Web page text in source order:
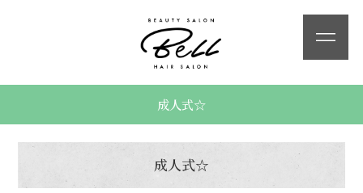
成人式☆
成人式☆